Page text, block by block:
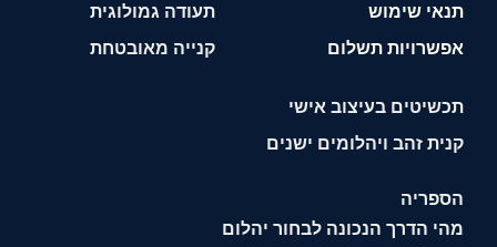
תנאי שימוש
אפשרויות תשלום
תעודה גמולוגית
קנייה מאובטחת
תכשיטים בעיצוב אישי
קנית זהב ויהלומים ישנים
הספריה
מהי הדרך הנכונה לבחור יהלום